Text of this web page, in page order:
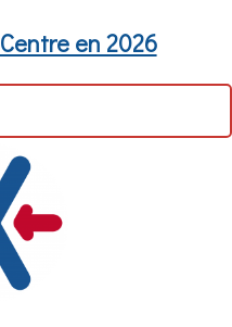
en 2026